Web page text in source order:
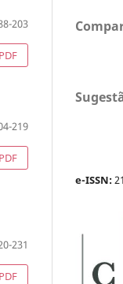
203
PDF
219
PDF
231
PDF
e-ISSN: